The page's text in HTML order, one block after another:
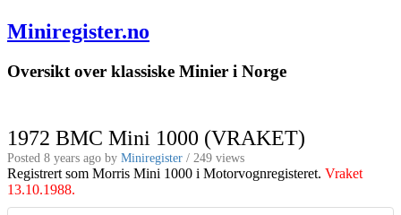
Miniregister.no
Oversikt over klassiske Minier i Norge
1972 BMC Mini 1000 (VRAKET)
Posted 8 years ago by Miniregister / 249 views
Registrert som Morris Mini 1000 i Motorvognregisteret. Vraket
13.10.1988.